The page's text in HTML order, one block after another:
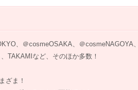
、＠cosmeOSAKA、＠cosmeNAGOYA
TAKAMIなど、そのほか多数！
ざま！